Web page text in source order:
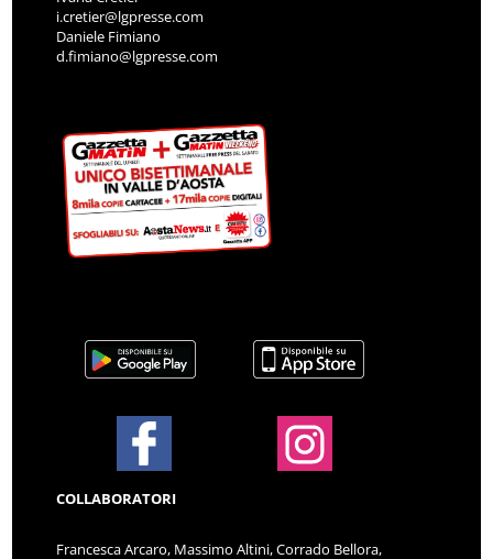
i.cretier@lgpresse.com
Daniele Fimiano
d.fimiano@lgpresse.com
COLLABORATORI
Francesca Arcaro, Massimo Altini, Corrado Bellora,